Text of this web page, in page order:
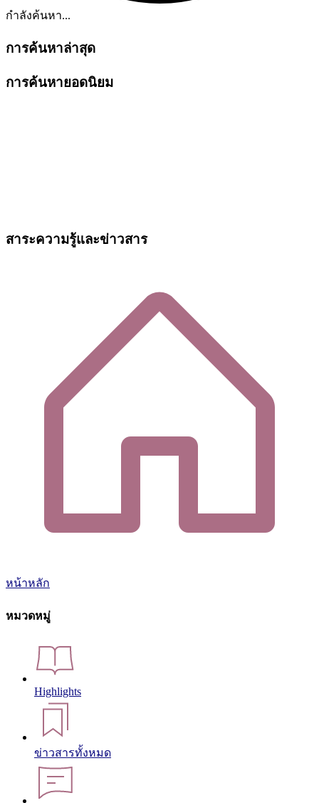
กำลังค้นหา...
การค้นหาล่าสุด
การค้นหายอดนิยม
สาระความรู้และข่าวสาร
หน้าหลัก
หมวดหมู่
Highlights
ข่าวสารทั้งหมด